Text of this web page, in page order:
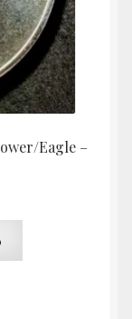
Eagle –